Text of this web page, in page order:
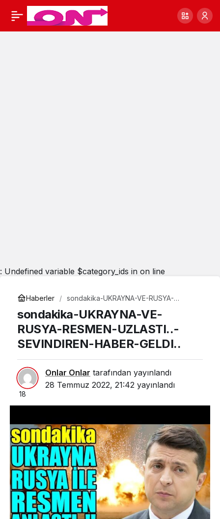
: Undefined variable $category_ids in on line
Haberler
sondakika-UKRAYNA-VE-RUSYA-
HABER-GELDI..
sondakika-UKRAYNA-VE-
RUSYA-RESMEN-UZLASTI..-
SEVINDIREN-HABER-GELDI..
Onlar Onlar tarafından yayınlandı
28 Temmuz 2022, 21:42 yayınlandı
18
#sondakika Paylaş